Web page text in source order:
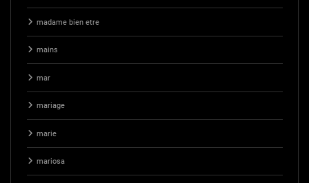
madame bien etre
mains
mar
mariage
marie
mariosa